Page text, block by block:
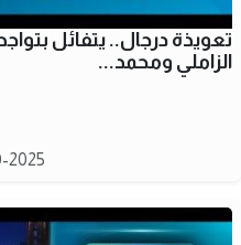
تعويذة درجال.. يتفائل
الزاملي ومحمد...
08:36 PM